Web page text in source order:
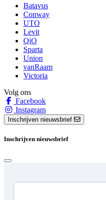
Batavus
Conway
UTO
Levit
QiO
Sparta
Union
vanRaam
Victoria
Volg ons
Facebook
Instagram
Inschrijven nieuwsbrief
Inschrijven nieuwsbrief